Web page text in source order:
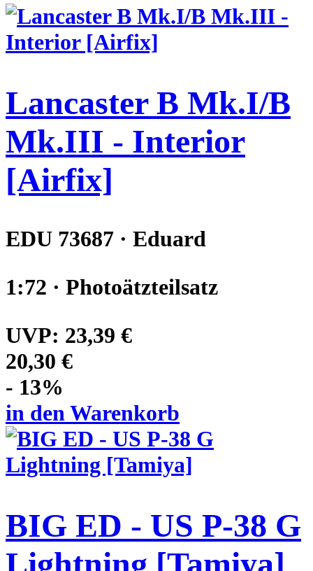
Lancaster B Mk.I/B
Mk.III - Interior
[Airfix]
EDU 73687 · Eduard
1:72 · Photoätzteilsatz
UVP: 23,39 €
20,30 €
- 13%
in den Warenkorb
BIG ED - US P-38 G